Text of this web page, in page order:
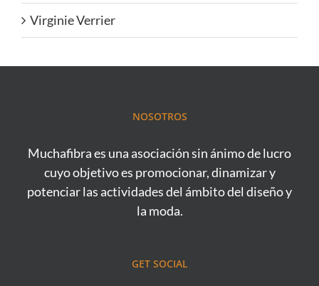
Virginie Verrier
NOSOTROS
Muchafibra es una asociación sin ánimo de lucro
cuyo objetivo es promocionar, dinamizar y
potenciar las actividades del ámbito del diseño y
la moda.
GET SOCIAL